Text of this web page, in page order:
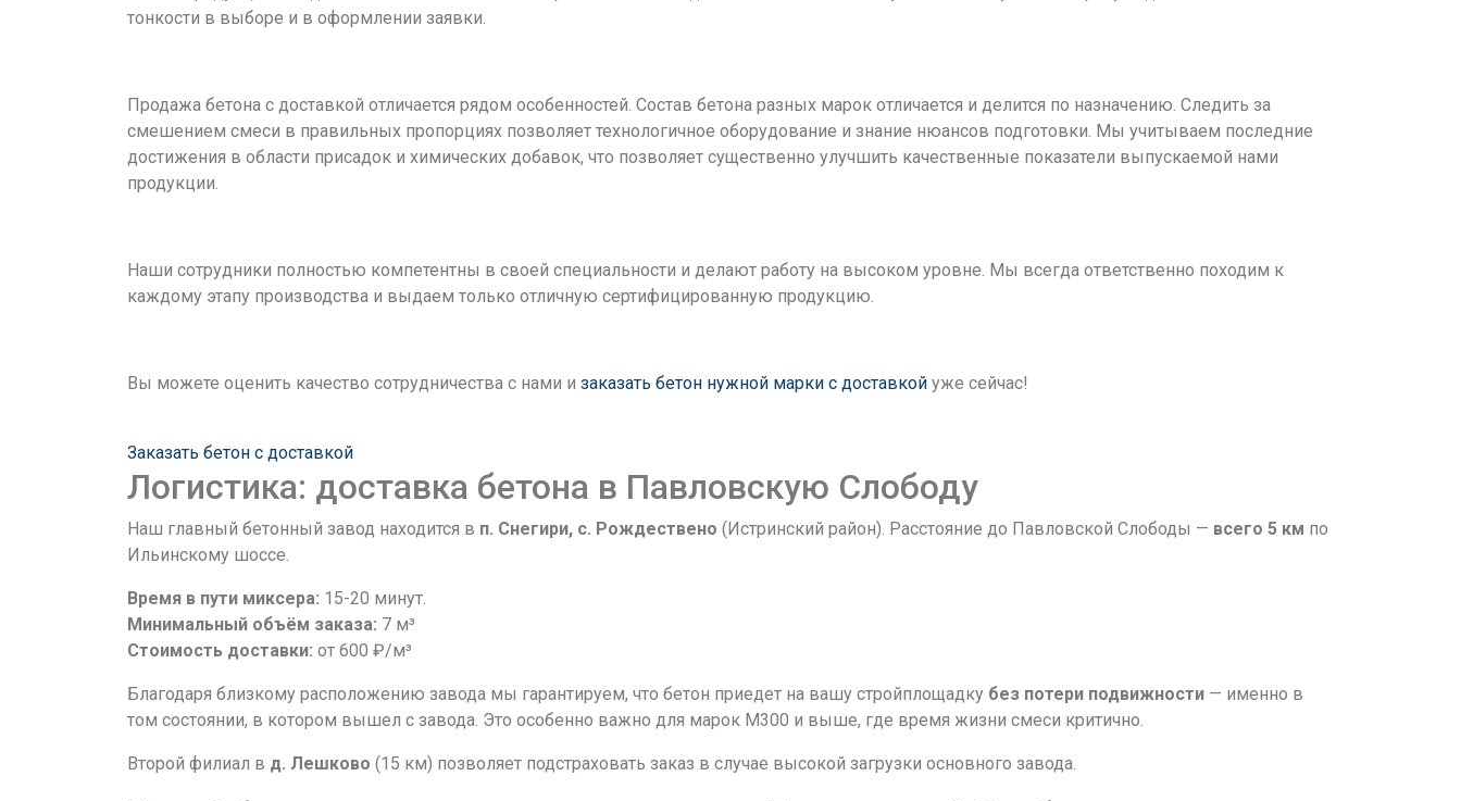
тонкости в выборе и в оформлении заявки.
Продажа бетона с доставкой отличается рядом особенностей. Состав бетона разных марок отличается и делится по назначению. Следить за
смешением смеси в правильных пропорциях позволяет технологичное оборудование и знание нюансов подготовки. Мы учитываем последние
достижения в области присадок и химических добавок, что позволяет существенно улучшить качественные показатели выпускаемой нами
продукции.
Наши сотрудники полностью компетентны в своей специальности и делают работу на высоком уровне. Мы всегда ответственно походим к
каждому этапу производства и выдаем только отличную сертифицированную продукцию.
Вы можете оценить качество сотрудничества с нами и заказать бетон нужной марки с доставкой уже сейчас!
Заказать бетон с доставкой
Логистика: доставка бетона в Павловскую Слободу
Наш главный бетонный завод находится в п. Снегири, с. Рождествено (Истринский район). Расстояние до Павловской Слободы — всего 5 км по
Ильинскому шоссе.
Время в пути миксера: 15-20 минут.
Минимальный объём заказа: 7 м³
Стоимость доставки: от 600 ₽/м³
Благодаря близкому расположению завода мы гарантируем, что бетон приедет на вашу стройплощадку без потери подвижности — именно в
том состоянии, в котором вышел с завода. Это особенно важно для марок М300 и выше, где время жизни смеси критично.
Второй филиал в д. Лешково (15 км) позволяет подстраховать заказ в случае высокой загрузки основного завода.